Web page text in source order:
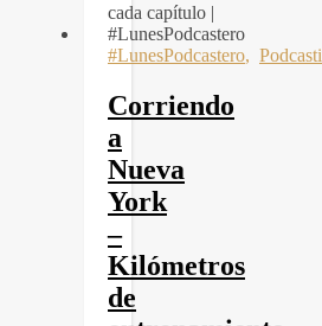
#LunesPodcastero,
Corriendo
a
Nueva
York
–
Kilómetros
de